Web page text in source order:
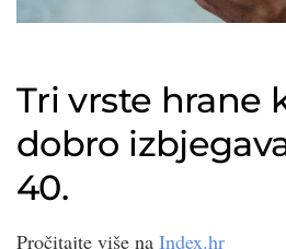
Tri vrste hrane
dobro
40.
Pročitajte više na Index.hr